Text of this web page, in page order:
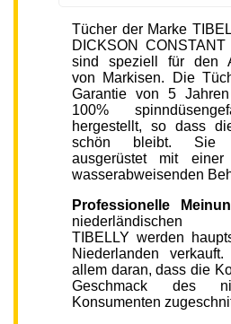
Tücher der Marke
DICKSON
sind speziell für den
von Markisen. Die
Garantie von 5
100%
hergestellt, so dass
schön bleibt. Sie
ausgerüstet mit einer
wasserabweisenden
Professionelle
niederländischen
TIBELLY werden
Niederlanden
allem daran, dass die
Geschmack des
Konsumenten